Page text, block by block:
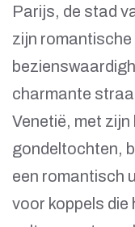
Parijs, de stad
zijn
charmante
Venetië, met
gondeltochten,
een romantisch
voor koppels die